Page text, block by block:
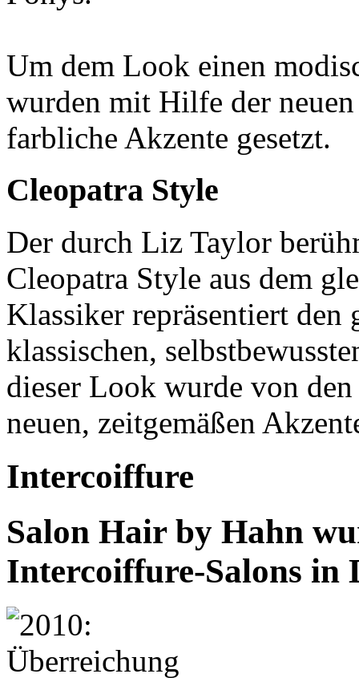
Um dem Look einen
wurden mit Hilfe der
farbliche Akzente gesetzt.
Cleopatra Style
Der durch Liz Taylor
Cleopatra Style aus dem
Klassiker repräsentiert
klassischen,
dieser Look wurde von
neuen, zeitgemäßen
Intercoiffure
Salon Hair by Hahn
Intercoiffure-Salons in